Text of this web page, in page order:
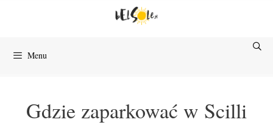
Menu
Gdzie zaparkować w Scilli